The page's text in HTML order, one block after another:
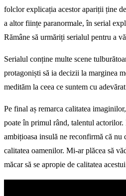
folclor explicația acestor apariții ține
a altor ființe paranormale, în serial
Rămâne să urmăriți serialul pentru a
Serialul conține multe scene
protagoniști să ia decizii la marginea
medităm la ceea ce suntem cu
Pe final aș remarca calitatea
poate în primul rând, talentul
ambițioasa insulă ne reconfirmă că nu
calitatea oamenilor. Mi-ar plăcea să
măcar să se apropie de calitatea